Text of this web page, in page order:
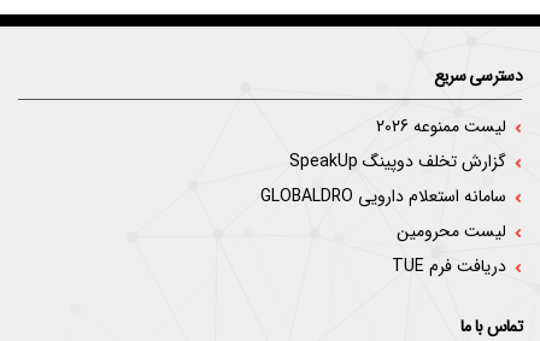
دسترسی سریع
لیست ممنوعه 2026
گزارش تخلف دوپینگ SpeakUp
سامانه استعلام دارویی GLOBALDRO
لیست محرومین
دریافت فرم TUE
تماس با ما